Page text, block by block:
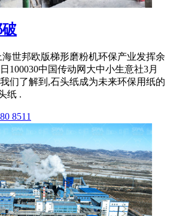
世邦欧版梯形磨粉机环保产业发挥余
100030中国传动网大中小生意社3月
们了解到,石头纸成为未来环保用纸的
纸 .
8511